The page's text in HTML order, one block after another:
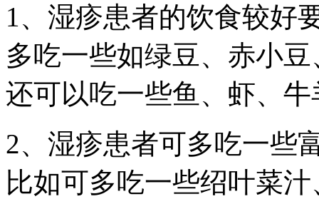
1、湿疹患者的饮食较好
多吃一些如绿豆、赤小
还可以吃一些鱼、虾、
2、湿疹患者可多吃一些
比如可多吃一些绍叶菜